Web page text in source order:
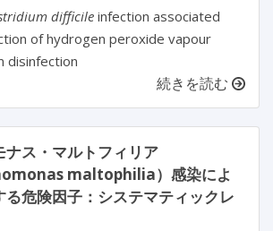
difficile infection associated
of hydrogen peroxide vapour
disinfection
続きを読む
ナス・マルトフィリア
maltophilia）感染によ
る危険因子：システマティックレ